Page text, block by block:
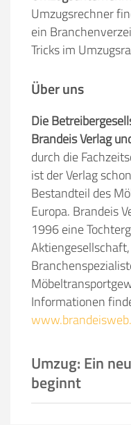
Umzugsrechner
ein
Tricks im
Über uns
Die
Brandeis Verlag
durch die
ist der Verlag
Bestandteil des
Europa. Brandeis
1996 eine
Informationen
Umzug: Ein
beginnt